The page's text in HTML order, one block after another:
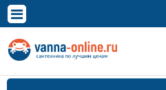
Полная версия сайта